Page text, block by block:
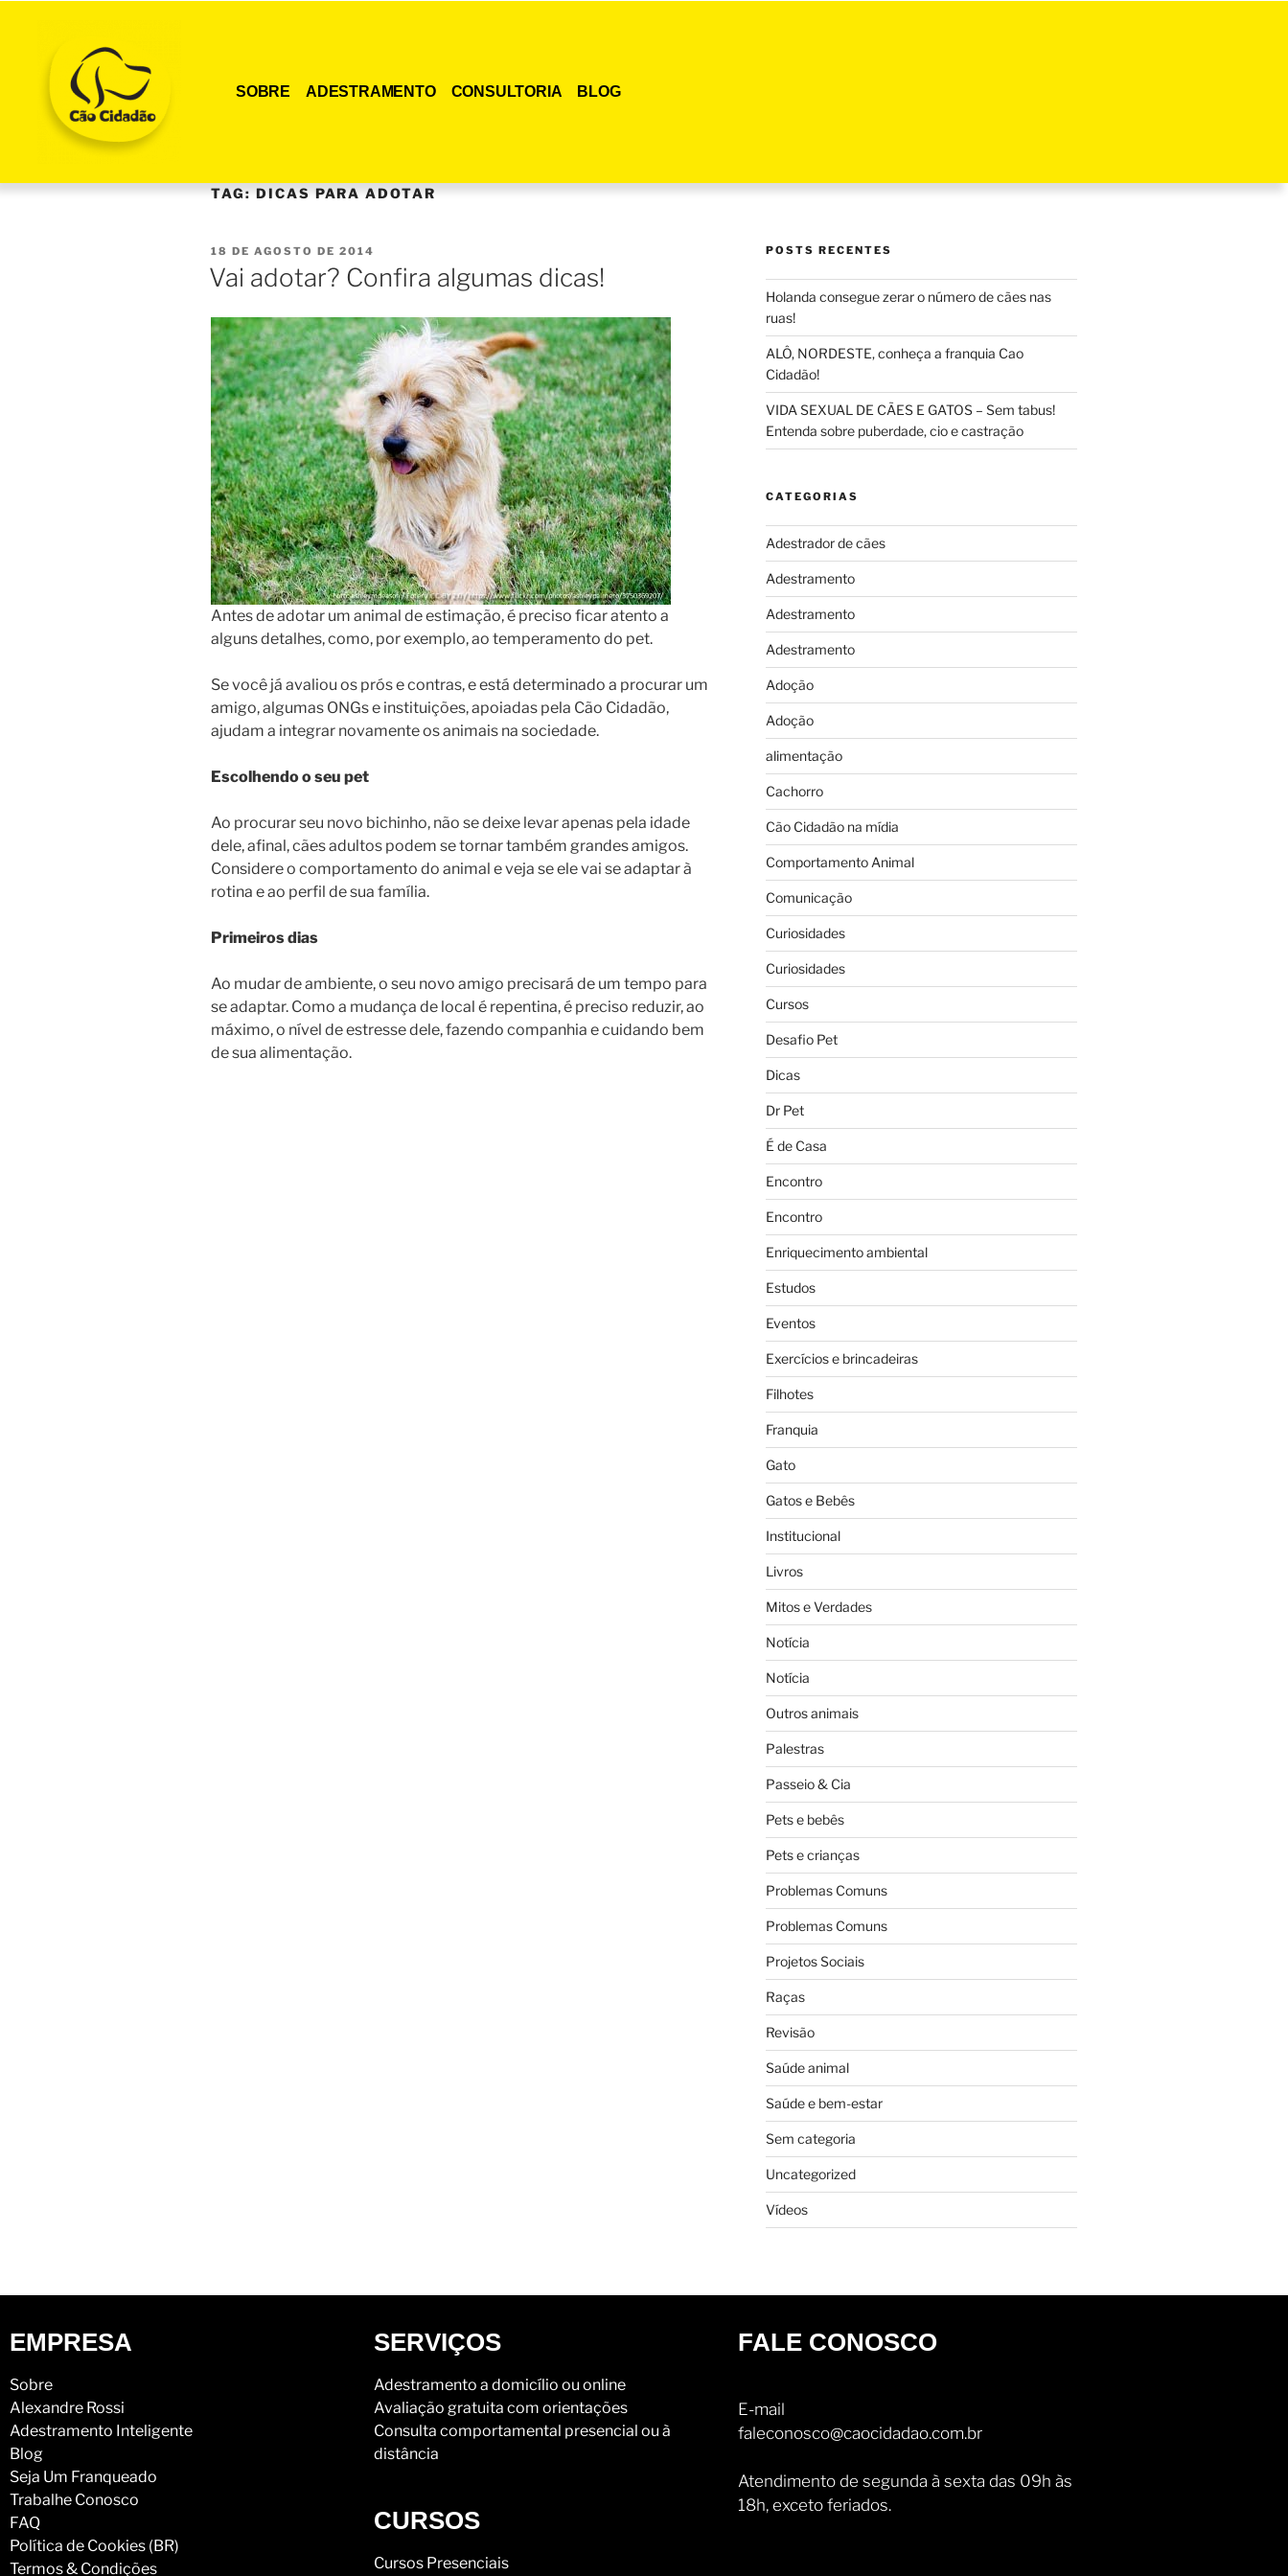
SOBRE ADESTRAMENTO CONSULTORIA BLOG
TAG:DICAS PARA ADOTAR
18 DE AGOSTO DE 2014
Vai adotar? Confira algumas dicas!
Antes de adotar um animal de estimação, é preciso ficar atento a
alguns detalhes, como, por exemplo, ao temperamento do pet.
Se você já avaliou os prós e contras, e está determinado a procurar um
amigo, algumas ONGs e instituições, apoiadas pela Cão Cidadão,
ajudam a integrar novamente os animais na sociedade.
Escolhendo o seu pet
Ao procurar seu novo bichinho, não se deixe levar apenas pela idade
dele, afinal, cães adultos podem se tornar também grandes amigos.
Considere o comportamento do animal e veja se ele vai se adaptar à
rotina e ao perfil de sua família.
Primeiros dias
Ao mudar de ambiente, o seu novo amigo precisará de um tempo para
se adaptar. Como a mudança de local é repentina, é preciso reduzir, ao
máximo, o nível de estresse dele, fazendo companhia e cuidando bem
de sua alimentação.
POSTS RECENTES
Holanda consegue zerar o número de cães nas
ruas!
ALÔ, NORDESTE, conheça a franquia Cao
Cidadão!
VIDA SEXUAL DE CÃES E GATOS – Sem tabus!
Entenda sobre puberdade, cio e castração
CATEGORIAS
Adestrador de cães
Adestramento
Adestramento
Adestramento
Adoção
Adoção
alimentação
Cachorro
Cão Cidadão na mídia
Comportamento Animal
Comunicação
Curiosidades
Curiosidades
Cursos
Desafio Pet
Dicas
Dr Pet
É de Casa
Encontro
Encontro
Enriquecimento ambiental
Estudos
Eventos
Exercícios e brincadeiras
Filhotes
Franquia
Gato
Gatos e Bebês
Institucional
Livros
Mitos e Verdades
Notícia
Notícia
Outros animais
Palestras
Passeio & Cia
Pets e bebês
Pets e crianças
Problemas Comuns
Problemas Comuns
Projetos Sociais
Raças
Revisão
Saúde animal
Saúde e bem-estar
Sem categoria
Uncategorized
Vídeos
EMPRESA
Sobre
Alexandre Rossi
Adestramento Inteligente
Blog
Seja Um Franqueado
Trabalhe Conosco
FAQ
Política de Cookies (BR)
Termos & Condições
SERVIÇOS
Adestramento a domicílio ou online
Avaliação gratuita com orientações
Consulta comportamental presencial ou à
distância
CURSOS
Cursos Presenciais
FALE CONOSCO
E-mail
faleconosco@caocidadao.com.br
Atendimento de segunda à sexta das 09h às
18h, exceto feriados.